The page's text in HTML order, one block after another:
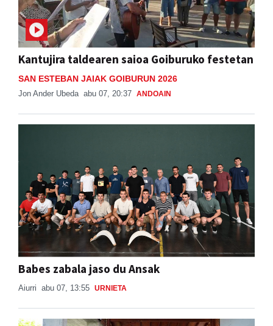
Kantujira taldearen saioa Goiburuko festetan
SAN ESTEBAN JAIAK GOIBURUN 2026
Jon Ander Ubeda abu 07, 20:37 ANDOAIN
Babes zabala jaso du Ansak
Aiurri abu 07, 13:55 URNIETA